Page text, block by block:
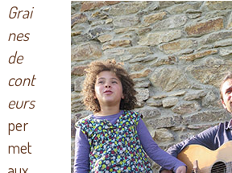
Grai
nes
de
cont
eurs
per
met